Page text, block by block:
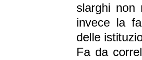
slarghi non
invece la
delle
Fa da